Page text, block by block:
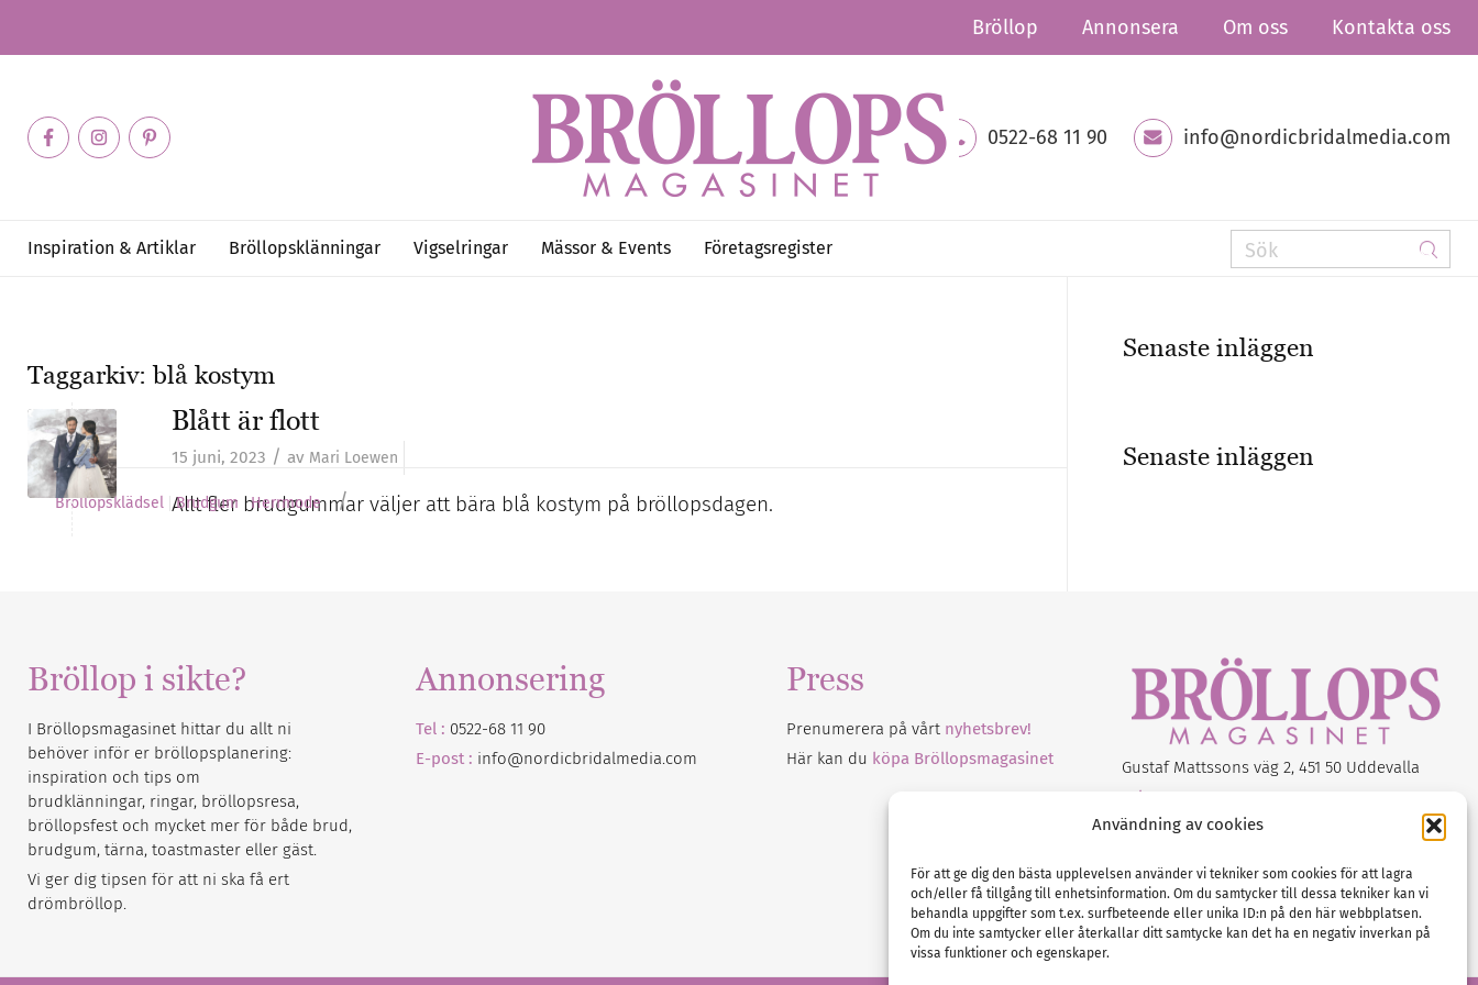
Användning av cookies
För att ge dig den bästa upplevelsen använder vi tekniker som cookies för att lagra
och/eller få tillgång till enhetsinformation. Om du samtycker till dessa tekniker kan vi
behandla uppgifter som t.ex. surfbeteende eller unika ID:n på den här webbplatsen.
Om du inte samtycker eller återkallar ditt samtycke kan det ha en negativ inverkan på
vissa funktioner och egenskaper.
Bröllop Annonsera Om oss Kontakta oss
0522-68 11 90 info@nordicbridalmedia.com
Inspiration & Artiklar Bröllopsklänningar Vigselringar Mässor & Events Företagsregister
Taggarkiv:blå kostym
Blått är flott
15 juni, 2023 / av Mari Loewen
Allt fler brudgummar väljer att bära blå kostym på bröllopsdagen.
Bröllopsklädsel Brudgum Herrmode /
Senaste inläggen
Senaste inläggen
Bröllop i sikte?
I Bröllopsmagasinet hittar du allt ni
behöver inför er bröllopsplanering:
inspiration och tips om
brudklänningar, ringar, bröllopsresa,
bröllopsfest och mycket mer för både brud,
brudgum, tärna, toastmaster eller gäst.
Vi ger dig tipsen för att ni ska få ert
drömbröllop.
Annonsering
Tel : 0522-68 11 90
E-post : info@nordicbridalmedia.com
Press
Prenumerera på vårt nyhetsbrev!
Här kan du köpa Bröllopsmagasinet
Gustaf Mattssons väg 2, 451 50 Uddevalla
Tel :
E-post:info@nordicbridalmedia.com
(c) All rights reserved.
Org.nr: SE 5171000119